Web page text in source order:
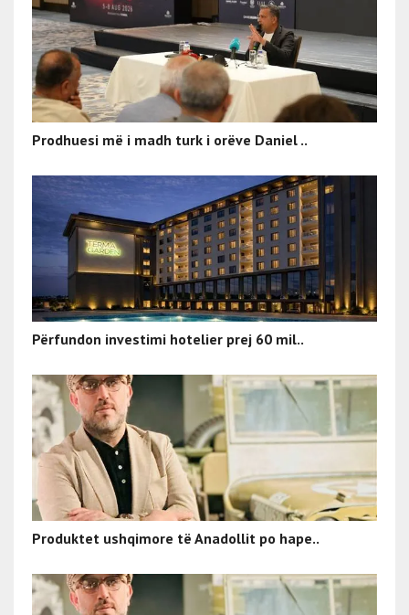
Prodhuesi më i madh turk i orëve Daniel ..
Përfundon investimi hotelier prej 60 mil..
Produktet ushqimore të Anadollit po hape..